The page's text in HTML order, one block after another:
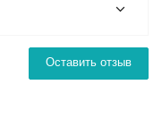
Оставить отзыв